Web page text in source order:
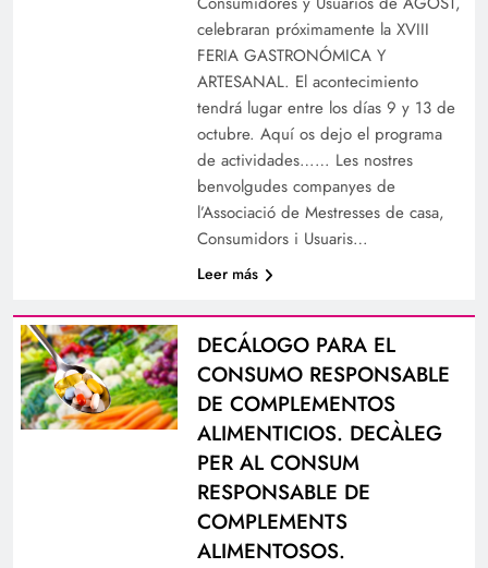
celebraran próximamente la XVIII
FERIA GASTRONÓMICA Y
ARTESANAL. El acontecimiento
tendrá lugar entre los días 9 y 13 de
octubre. Aquí os dejo el programa
de actividades…… Les nostres
benvolgudes companyes de
l’Associació de Mestresses de casa,
Consumidors i Usuaris…
Leer más
DECÁLOGO PARA EL
CONSUMO RESPONSABLE
DE COMPLEMENTOS
ALIMENTICIOS. DECÀLEG
PER AL CONSUM
RESPONSABLE DE
COMPLEMENTS
ALIMENTOSOS.